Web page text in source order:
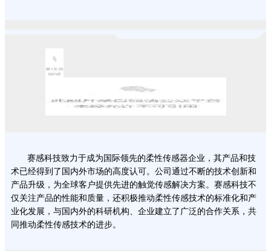
03
赛感科技致力于成为国际领先的柔性传感器企业，其产品和技
术已经得到了国内外市场的高度认可。公司通过不断的技术创新和
产品升级，为全球客户提供先进的触觉传感解决方案。赛感科技不
仅关注产品的性能和质量，还积极推动柔性传感技术的标准化和产
业化发展，与国内外的科研机构、企业建立了广泛的合作关系，共
同推动柔性传感技术的进步。